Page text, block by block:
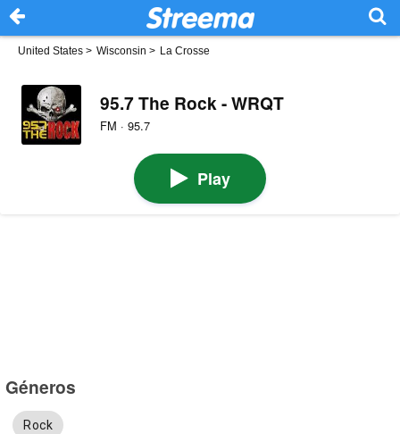
United States > Wisconsin > La Crosse
95.7 The Rock - WRQT
FM · 95.7
Play
Géneros
Rock